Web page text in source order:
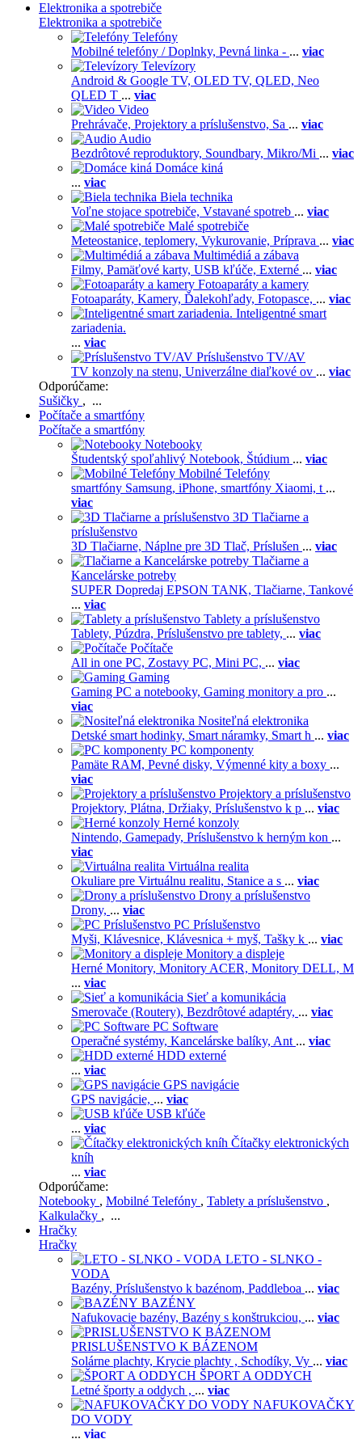
Elektronika a spotrebiče
Elektronika a spotrebiče
Telefóny
Mobilné telefóny / Doplnky, Pevná linka - ... viac
Televízory
Android & Google TV, OLED TV, QLED, Neo
QLED T ... viac
Video
Prehrávače, Projektory a príslušenstvo, Sa ... viac
Audio
Bezdrôtové reproduktory, Soundbary, Mikro/Mi ... viac
Domáce kiná
... viac
Biela technika
Voľne stojace spotrebiče, Vstavané spotreb ... viac
Malé spotrebiče
Meteostanice, teplomery, Vykurovanie, Príprava ... viac
Multimédiá a zábava
Filmy, Pamäťové karty, USB kľúče, Externé ... viac
Fotoaparáty a kamery
Fotoaparáty, Kamery, Ďalekohľady, Fotopasce, ... viac
Inteligentné smart
zariadenia.
... viac
Príslušenstvo TV/AV
TV konzoly na stenu, Univerzálne diaľkové ov ... viac
Odporúčame:
Sušičky , ...
Počítače a smartfóny
Počítače a smartfóny
Notebooky
Študentský spoľahlivý Notebook, Štúdium ... viac
Mobilné Telefóny
smartfóny Samsung, iPhone, smartfóny Xiaomi, t ...
viac
3D Tlačiarne a
príslušenstvo
3D Tlačiarne, Náplne pre 3D Tlač, Príslušen ... viac
Tlačiarne a
Kancelárske potreby
SUPER Dopredaj EPSON TANK, Tlačiarne, Tankové
... viac
Tablety a príslušenstvo
Tablety, Púzdra, Príslušenstvo pre tablety, ... viac
Počítače
All in one PC, Zostavy PC, Mini PC, ... viac
Gaming
Gaming PC a notebooky, Gaming monitory a pro ...
viac
Nositeľná elektronika
Detské smart hodinky, Smart náramky, Smart h ... viac
PC komponenty
Pamäte RAM, Pevné disky, Výmenné kity a boxy ...
viac
Projektory a príslušenstvo
Projektory, Plátna, Držiaky, Príslušenstvo k p ... viac
Herné konzoly
Nintendo, Gamepady, Príslušenstvo k herným kon ...
viac
Virtuálna realita
Okuliare pre Virtuálnu realitu, Stanice a s ... viac
Drony a príslušenstvo
Drony, ... viac
PC Príslušenstvo
Myši, Klávesnice, Klávesnica + myš, Tašky k ... viac
Monitory a displeje
Herné Monitory, Monitory ACER, Monitory DELL, M
... viac
Sieť a komunikácia
Smerovače (Routery), Bezdrôtové adaptéry, ... viac
PC Software
Operačné systémy, Kancelárske balíky, Ant ... viac
HDD externé
... viac
GPS navigácie
GPS navigácie, ... viac
USB kľúče
... viac
Čítačky elektronických
kníh
... viac
Odporúčame:
Notebooky , Mobilné Telefóny , Tablety a príslušenstvo ,
Kalkulačky , ...
Hračky
Hračky
LETO - SLNKO -
VODA
Bazény, Príslušenstvo k bazénom, Paddleboa ... viac
BAZÉNY
Nafukovacie bazény, Bazény s konštrukciou, ... viac
PRISLUŠENSTVO K BÁZENOM
Solárne plachty, Krycie plachty , Schodíky, Vy ... viac
ŠPORT A ODDYCH
Letné športy a oddych , ... viac
NAFUKOVAČKY
DO VODY
... viac